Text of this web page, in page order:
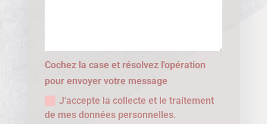
Cochez la case et résolvez l'opération
pour envoyer votre message
J'accepte la collecte et le traitement
de mes données personnelles.